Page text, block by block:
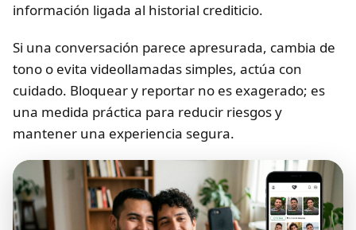
información ligada al historial crediticio.
Si una conversación parece apresurada, cambia de
tono o evita videollamadas simples, actúa con
cuidado. Bloquear y reportar no es exagerado; es
una medida práctica para reducir riesgos y
mantener una experiencia segura.